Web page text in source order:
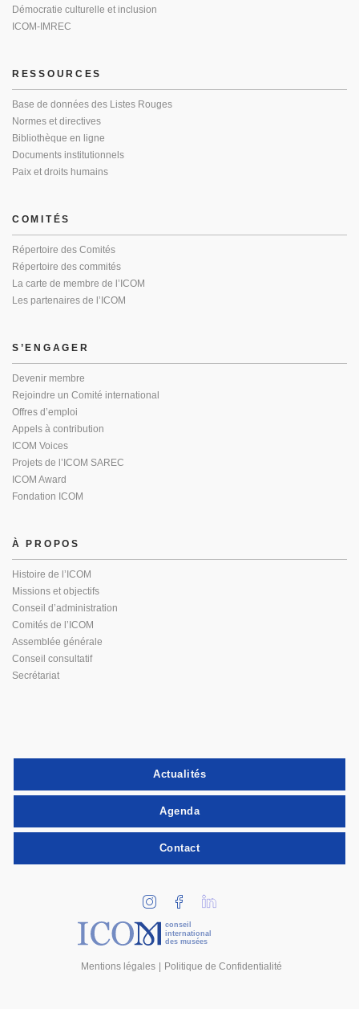
Démocratie culturelle et inclusion
ICOM-IMREC
RESSOURCES
Base de données des Listes Rouges
Normes et directives
Bibliothèque en ligne
Documents institutionnels
Paix et droits humains
COMITÉS
Répertoire des Comités
Répertoire des commités
La carte de membre de l’ICOM
Les partenaires de l’ICOM
S’ENGAGER
Devenir membre
Rejoindre un Comité international
Offres d’emploi
Appels à contribution
ICOM Voices
Projets de l’ICOM SAREC
ICOM Award
Fondation ICOM
À PROPOS
Histoire de l’ICOM
Missions et objectifs
Conseil d’administration
Comités de l’ICOM
Assemblée générale
Conseil consultatif
Secrétariat
Actualités
Agenda
Contact
conseil
international
des musées
Mentions légales Politique de Confidentialité